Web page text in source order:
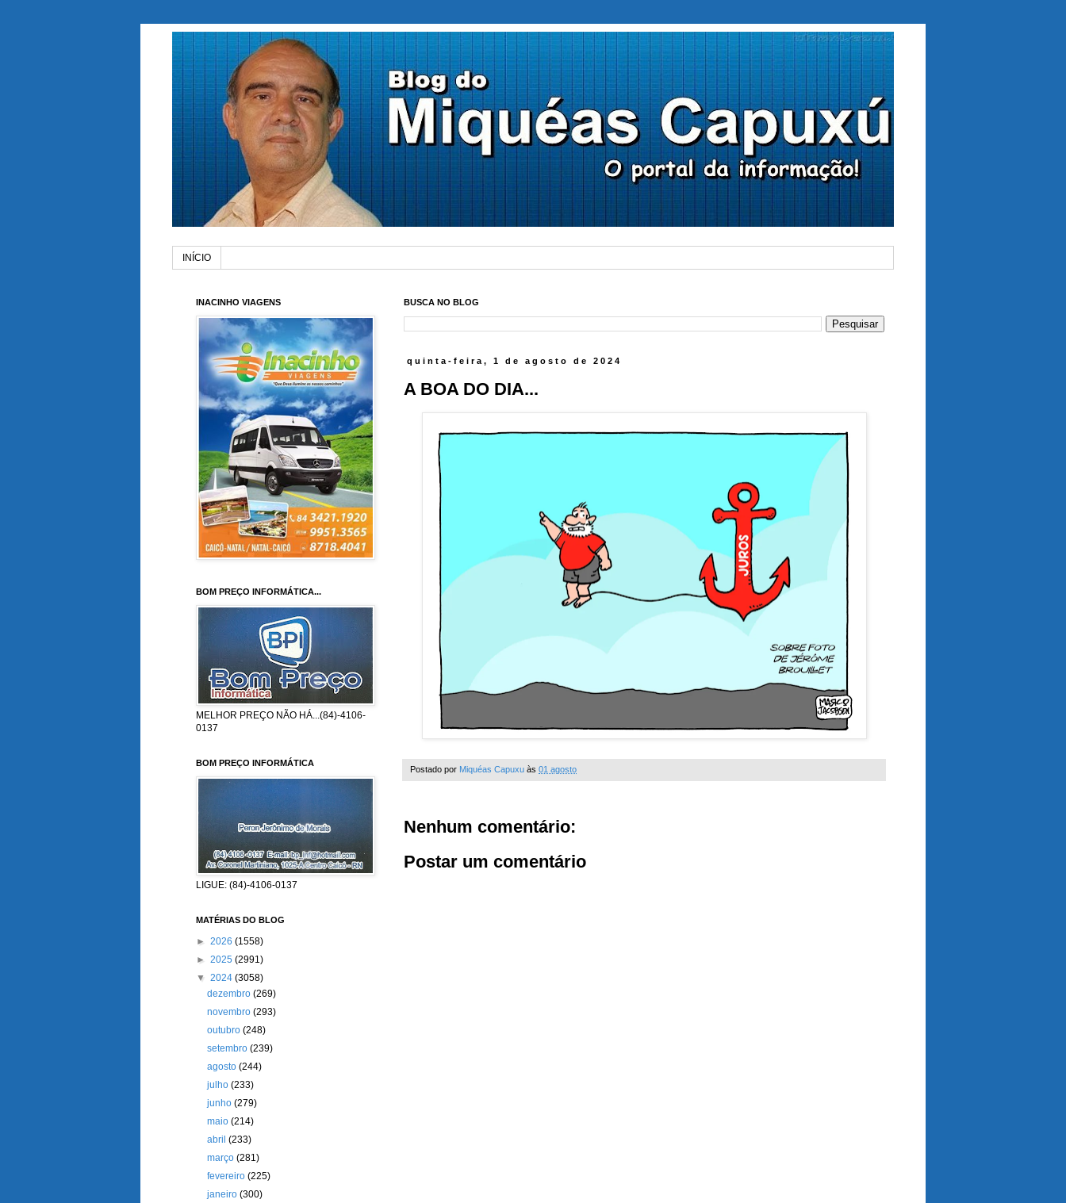
INÍCIO
BUSCA NO BLOG
quinta-feira, 1 de agosto de 2024
A BOA DO DIA...
Postado por Miquéas Capuxu às 01 agosto
Nenhum comentário:
Postar um comentário
INACINHO VIAGENS
BOM PREÇO INFORMÁTICA...
MELHOR PREÇO NÃO HÁ...(84)-4106-
0137
BOM PREÇO INFORMÁTICA
LIGUE: (84)-4106-0137
MATÉRIAS DO BLOG
► 2026 (1558)
► 2025 (2991)
▼ 2024 (3058)
dezembro(269)
novembro(293)
outubro(248)
setembro(239)
agosto(244)
julho(233)
junho(279)
maio(214)
abril(233)
março(281)
fevereiro(225)
janeiro(300)